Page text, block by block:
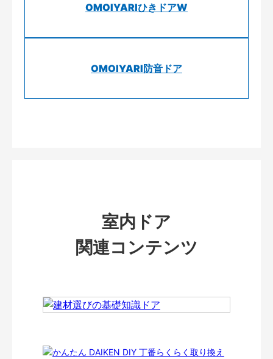
OMOIYARIひきドアW
OMOIYARI防音ドア
室内ドア
関連コンテンツ